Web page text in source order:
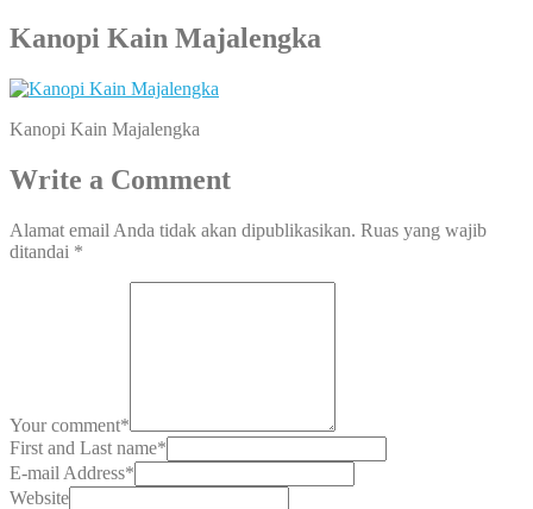
Kanopi Kain Majalengka
Kanopi Kain Majalengka
Write a Comment
Alamat email Anda tidak akan dipublikasikan. Ruas yang wajib
ditandai *
Your comment*
First and Last name*
E-mail Address*
Website